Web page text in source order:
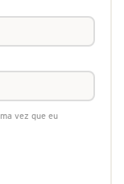
vez que eu